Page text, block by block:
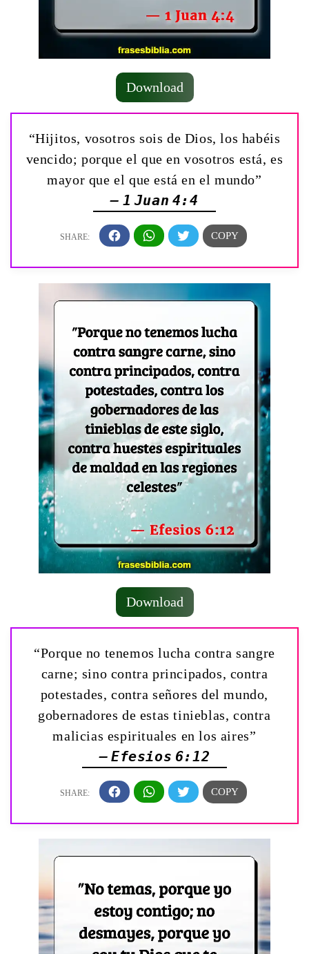
Download
“Hijitos, vosotros sois de Dios, los habéis
vencido; porque el que en vosotros está, es
mayor que el que está en el mundo”
— 1 Juan 4:4
Download
“Porque no tenemos lucha contra sangre
carne; sino contra principados, contra
potestades, contra señores del mundo,
gobernadores de estas tinieblas, contra
malicias espirituales en los aires”
— Efesios 6:12